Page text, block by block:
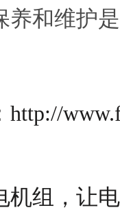
养和维护
http://
机组，让